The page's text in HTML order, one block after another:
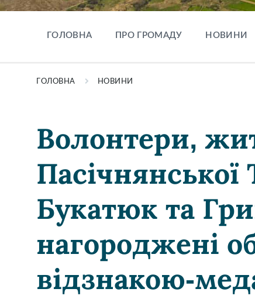
ГОЛОВНА ПРО ГРОМАДУ НОВИНИ
ГОЛОВНА НОВИНИ
Волонтери,
Пасічнянської
Букатюк та
нагороджені
відзнакою-